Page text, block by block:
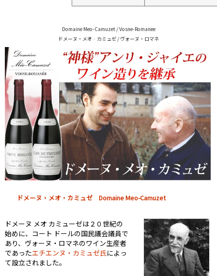
Domaine Meo-Camuzet / Vosne-Romanee
ドメーヌ・メオ‐カミュゼ / ヴォーヌ・ロマネ
ドメーヌ・メオ・カミュゼ Domaine Meo-Camuzet
ドメーヌ メオ カミューゼは２０世紀の
始めに、コート ドールの国民議会議員で
あり、ヴォーヌ・ロマネのワイン生産者
であったエチエンヌ・カミュゼ氏によっ
て設立されました。